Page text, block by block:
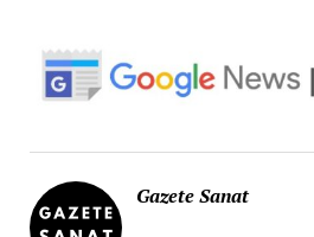
Gazete Sanat